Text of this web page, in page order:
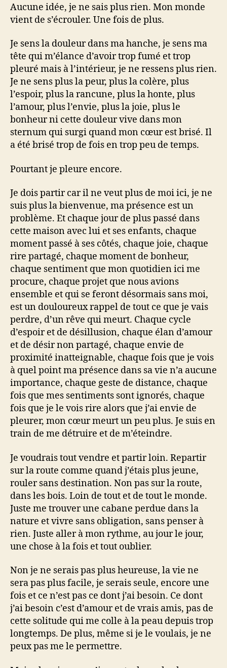
Aucune idée, je ne sais plus rien. Mon monde
vient de s’écrouler. Une fois de plus.
Je sens la douleur dans ma hanche, je sens ma
tête qui m’élance d’avoir trop fumé et trop
pleuré mais à l’intérieur, je ne ressens plus rien.
Je ne sens plus la peur, plus la colère, plus
l’espoir, plus la rancune, plus la honte, plus
l’amour, plus l’envie, plus la joie, plus le
bonheur ni cette douleur vive dans mon
sternum qui surgi quand mon cœur est brisé. Il
a été brisé trop de fois en trop peu de temps.
Pourtant je pleure encore.
Je dois partir car il ne veut plus de moi ici, je ne
suis plus la bienvenue, ma présence est un
problème. Et chaque jour de plus passé dans
cette maison avec lui et ses enfants, chaque
moment passé à ses côtés, chaque joie, chaque
rire partagé, chaque moment de bonheur,
chaque sentiment que mon quotidien ici me
procure, chaque projet que nous avions
ensemble et qui se feront désormais sans moi,
est un douloureux rappel de tout ce que je vais
perdre, d’un rêve qui meurt. Chaque cycle
d’espoir et de désillusion, chaque élan d’amour
et de désir non partagé, chaque envie de
proximité inatteignable, chaque fois que je vois
à quel point ma présence dans sa vie n’a aucune
importance, chaque geste de distance, chaque
fois que mes sentiments sont ignorés, chaque
fois que je le vois rire alors que j’ai envie de
pleurer, mon cœur meurt un peu plus. Je suis en
train de me détruire et de m’éteindre.
Je voudrais tout vendre et partir loin. Repartir
sur la route comme quand j’étais plus jeune,
rouler sans destination. Non pas sur la route,
dans les bois. Loin de tout et de tout le monde.
Juste me trouver une cabane perdue dans la
nature et vivre sans obligation, sans penser à
rien. Juste aller à mon rythme, au jour le jour,
une chose à la fois et tout oublier.
Non je ne serais pas plus heureuse, la vie ne
sera pas plus facile, je serais seule, encore une
fois et ce n’est pas ce dont j’ai besoin. Ce dont
j’ai besoin c’est d’amour et de vrais amis, pas de
cette solitude qui me colle à la peau depuis trop
longtemps. De plus, même si je le voulais, je ne
peux pas me le permettre.